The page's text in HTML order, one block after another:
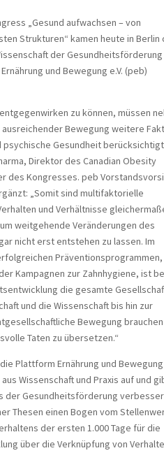
„Gesund aufwachsen – von
Strukturen“ kamen heute in Berlin
der
und Bewegung e.V. (peb)
zu können, müssen
Bewegung weitere
psychische Gesundheit
Direktor des Canadian Obesity
des Kongresses. peb
„Somit sind multifaktorielle
und Verhältnisse
weitgehende Veränderungen des
nicht erst entstehen zu lassen. Im
Präventionsprogrammen,
Kampagnen zur Zahnhygiene, ist
die gesamte
und die Wissenschaft bis hin zur
Bewegung brauchen
Taten zu übersetzen.“
Plattform Ernährung und
Wissenschaft und Praxis auf und
der Gesundheitsförderung
Thesen einen Bogen vom
der ersten 1.000 Tage für die
über die Verknüpfung von